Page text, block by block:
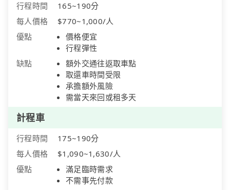
行程時間
165~190分
每人價格
$770~1,000/人
優點
價格便宜
行程彈性
缺點
額外交通往返取車點
取還車時間受限
承擔額外風險
需當天來回或租多天
計程車
行程時間
175~190分
每人價格
$1,090~1,630/人
優點
滿足臨時需求
不需事先付款